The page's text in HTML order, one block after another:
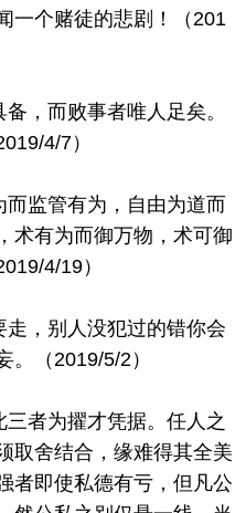
个赌徒的悲剧！（201
，而败事者唯人足矣。
4/7）
监管有为，自由为道而
术有为而御万物，术可御
4/19）
，别人没犯过的错你会
。（2019/5/2）
者为擢才凭据。任人之
取舍结合，缘难得其全美
者即使私德有亏，但凡公